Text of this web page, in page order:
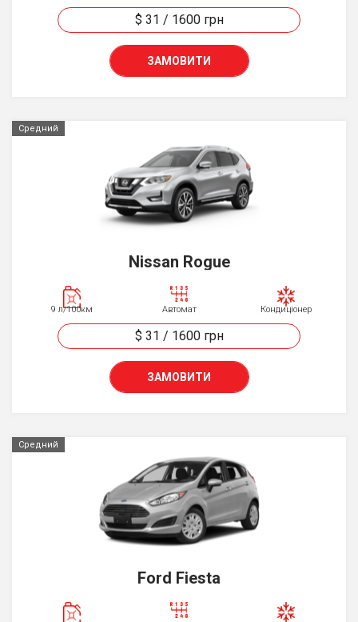
$ 31 / 1600 грн
ЗАМОВИТИ
Средний
Nissan Rogue
9 л/100км Автомат Кондиціонер
$ 31 / 1600 грн
ЗАМОВИТИ
Средний
Ford Fiesta